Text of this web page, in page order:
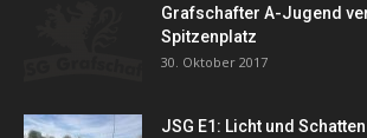
Grafschafter A-Jugend
Spitzenplatz
30. Oktober 2017
JSG E1: Licht und